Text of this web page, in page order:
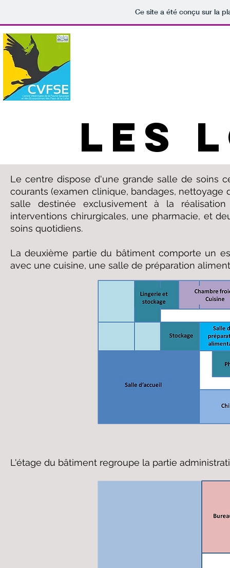
Ce site a été conçu sur la
Centre Vétérinaire
LES
Le centre dispose d'une grande salle de soins
courants (examen clinique, bandages,
salle destinée exclusivement à la
interventions chirurgicales, une pharmacie, et
soins quotidiens.
La deuxième partie du bâtiment comporte un
avec une cuisine, une salle de préparation
L'étage du bâtiment regroupe la partie